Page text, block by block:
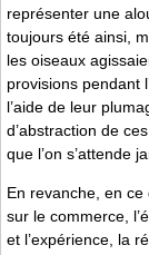
représenter une
toujours été ainsi,
les oiseaux
provisions pendant
l’aide de leur
d’abstraction de
que l’on s’attende
En revanche, en
sur le commerce,
et l’expérience, la